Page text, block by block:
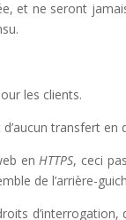
et ne seront
les clients.
transfert en
en HTTPS, ceci
de l’arrière-
d’interrogation,